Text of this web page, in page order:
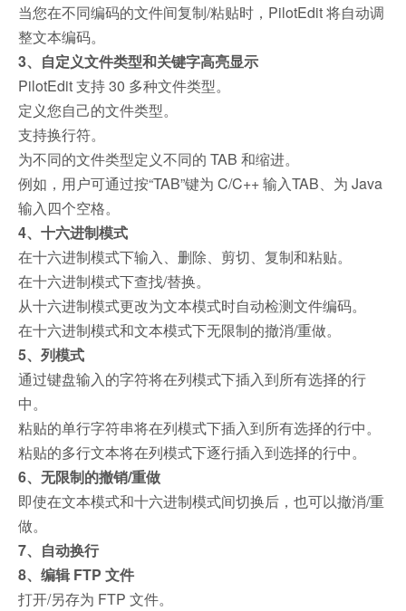
当您在不同编码的文件间复制/粘贴时，PilotEdit 将自动调
整文本编码。
3、自定义文件类型和关键字高亮显示
PilotEdit 支持 30 多种文件类型。
定义您自己的文件类型。
支持换行符。
为不同的文件类型定义不同的 TAB 和缩进。
例如，用户可通过按“TAB”键为 C/C++ 输入TAB、为 Java
输入四个空格。
4、十六进制模式
在十六进制模式下输入、删除、剪切、复制和粘贴。
在十六进制模式下查找/替换。
从十六进制模式更改为文本模式时自动检测文件编码。
在十六进制模式和文本模式下无限制的撤消/重做。
5、列模式
通过键盘输入的字符将在列模式下插入到所有选择的行
中。
粘贴的单行字符串将在列模式下插入到所有选择的行中。
粘贴的多行文本将在列模式下逐行插入到选择的行中。
6、无限制的撤销/重做
即使在文本模式和十六进制模式间切换后，也可以撤消/重
做。
7、自动换行
8、编辑 FTP 文件
打开/另存为 FTP 文件。